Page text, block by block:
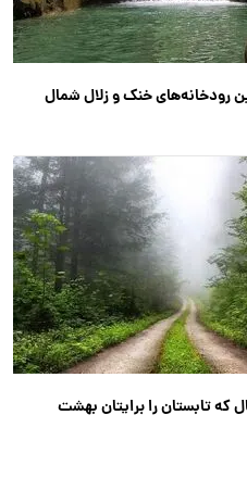
رودخانه‌های خنک و زلال شمال
که تابستان را برایتان بهشت